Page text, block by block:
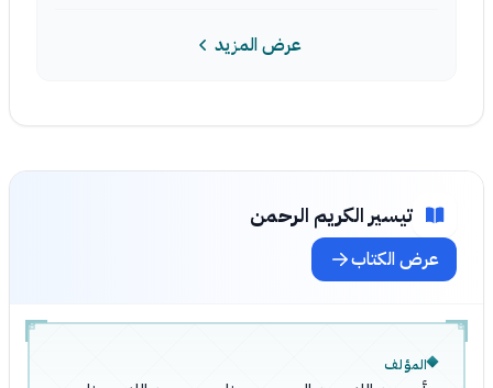
عرض المزيد
تيسير الكريم الرحمن
عرض الكتاب
المؤلف